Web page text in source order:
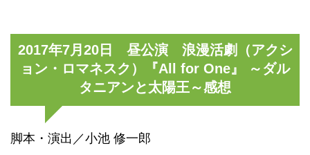
2017年7月20日 昼公演 浪漫活劇（アクシ
ョン・ロマネスク）『All for One』 ～ダル
タニアンと太陽王～感想
脚本・演出／小池 修一郎